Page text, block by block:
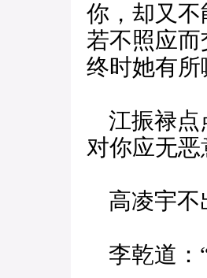
你，却又
若不照应
终时她有
江振禄点
对你应无
高凌宇不
李乾道：